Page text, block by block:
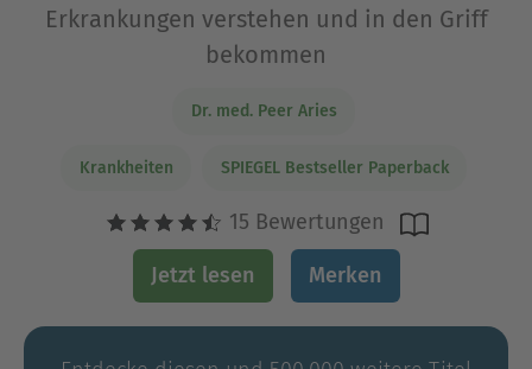
Erkrankungen verstehen und in den Griff
bekommen
Dr. med. Peer Aries
Krankheiten SPIEGEL Bestseller Paperback
15 Bewertungen
Jetzt lesen Merken